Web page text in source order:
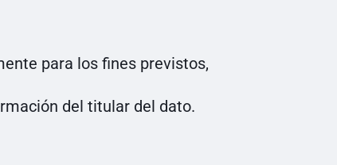
para los fines previstos,
del titular del dato.